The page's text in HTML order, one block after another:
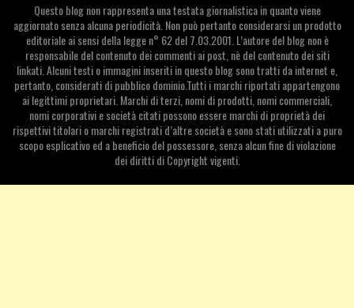
Questo blog non rappresenta una testata giornalistica in quanto viene
aggiornato senza alcuna periodicità. Non può pertanto considerarsi un prodotto
editoriale ai sensi della legge n° 62 del 7.03.2001. L’autore del blog non è
responsabile del contenuto dei commenti ai post, nè del contenuto dei siti
linkati. Alcuni testi o immagini inseriti in questo blog sono tratti da internet e,
pertanto, considerati di pubblico dominio.Tutti i marchi riportati appartengono
ai legittimi proprietari. Marchi di terzi, nomi di prodotti, nomi commerciali,
nomi corporativi e società citati possono essere marchi di proprietà dei
rispettivi titolari o marchi registrati d’altre società e sono stati utilizzati a puro
scopo esplicativo ed a beneficio del possessore, senza alcun fine di violazione
dei diritti di Copyright vigenti.